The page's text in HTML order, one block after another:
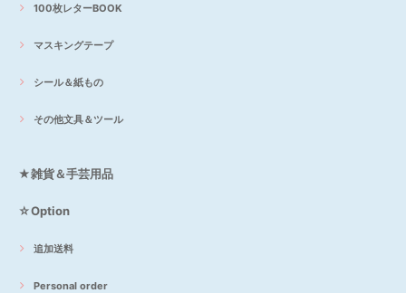
100枚レターBOOK
マスキングテープ
シール＆紙もの
その他文具＆ツール
★雑貨＆手芸用品
☆Option
追加送料
Personal order